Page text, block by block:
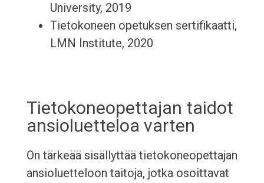
University, 2019
Tietokoneen opetuksen sertifikaatti,
LMN Institute, 2020
Tietokoneopettajan taidot
ansioluetteloa varten
On tärkeää sisällyttää tietokoneopettajan
ansioluetteloon taitoja, jotka osoittavat